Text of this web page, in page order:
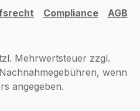
Compliance AGB
Mehrwertsteuer zzgl.
wenn
angegeben.